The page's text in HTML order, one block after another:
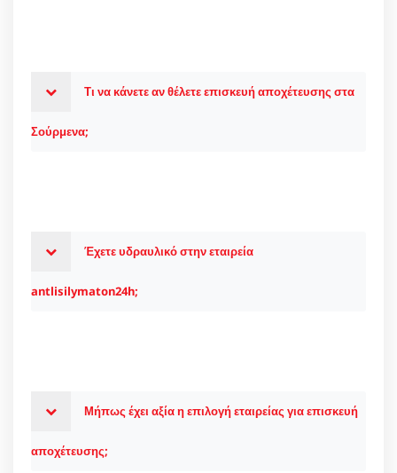
Τι να κάνετε αν θέλετε επισκευή αποχέτευσης στα
Σούρμενα;
Έχετε υδραυλικό στην εταιρεία
antlisilymaton24h;
Μήπως έχει αξία η επιλογή εταιρείας για επισκευή
αποχέτευσης;